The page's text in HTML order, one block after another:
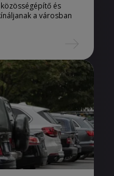
és
a városban